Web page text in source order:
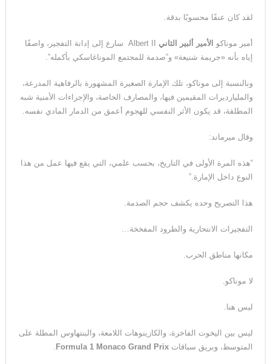
لقد كان عنفًا محسوبًا بدقة.
أمير موناكو الأمير ألبير الثاني
Albert II سارع إلى إدانة التفجير، واصفًا
إياه بأنه «جريمة شنيعة» و”صدمة للمجتمع الموناغاسكي بأكمله”.
وبالنسبة إلى موناكو، تلك الإمارة الصغيرة المشهورة بالرفاهية المدرعة،
والمليارديرات المقيمين فيها، والمصارف الخاصة، والإجراءات الأمنية شبه
المطلقة، قد يكون الأثر النفسي للهجوم أعمق من الدمار المادي نفسه.
وقال ميرماند:
“هذه المرة الأولى في التاريخ، بحسب علمي، التي يقع فيها عمل من هذا
النوع داخل الإمارة.”
هذا التصريح وحده يكشف حجم الصدمة.
التفجيرات الانتحارية والطرود المفخخة…
مكانها مناطق الحرب.
لا موناكو.
ليس هنا.
ليس بين اليخوت الفاخرة، والكازينوهات اللامعة، والبنتهاوس المطلة على
المتوسط، وبريق سباقات Formula 1 Monaco Grand Prix
.